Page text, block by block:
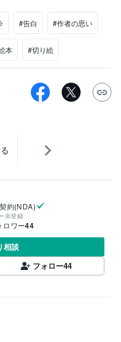
#告白 #作者の思い
本 #切り絵
約(NDA)
未登録
ロワー44
相談
フォロー44